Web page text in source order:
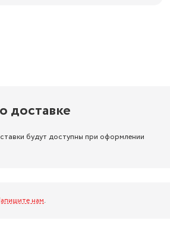
доставке
будут доступны при оформлении
нам.